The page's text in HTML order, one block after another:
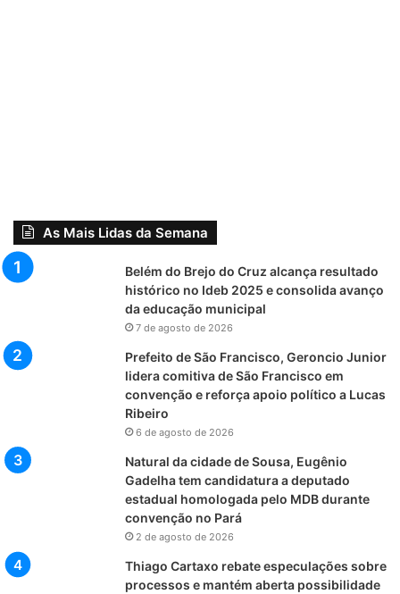
As Mais Lidas da Semana
Belém do Brejo do Cruz alcança resultado
histórico no Ideb 2025 e consolida avanço
da educação municipal
7 de agosto de 2026
Prefeito de São Francisco, Geroncio Junior
lidera comitiva de São Francisco em
convenção e reforça apoio político a Lucas
Ribeiro
6 de agosto de 2026
Natural da cidade de Sousa, Eugênio
Gadelha tem candidatura a deputado
estadual homologada pelo MDB durante
convenção no Pará
2 de agosto de 2026
Thiago Cartaxo rebate especulações sobre
processos e mantém aberta possibilidade